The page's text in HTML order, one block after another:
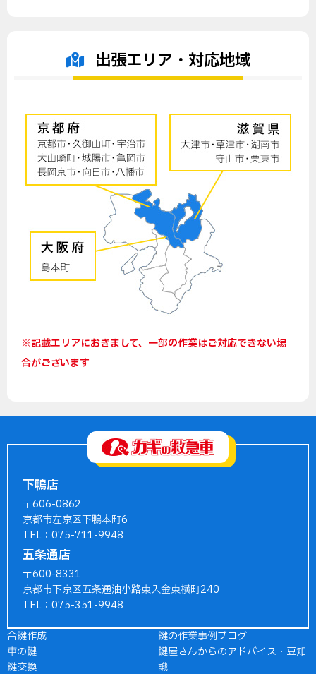
出張エリア・対応地域
※記載エリアにおきまして、一部の作業はご対応できない場
合がございます
下鴨店
〒606-0862
京都市左京区下鴨本町6
TEL：075-711-9948
五条通店
〒600-8331
京都市下京区五条通油小路東入金東横町240
TEL：075-351-9948
合鍵作成
車の鍵
鍵交換
鍵の作業事例ブログ
鍵屋さんからのアドバイス・豆知
識